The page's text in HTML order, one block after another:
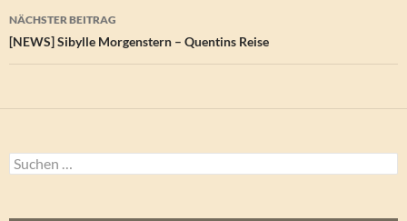
NÄCHSTER BEITRAG
[NEWS] Sibylle Morgenstern – Quentins Reise
Suchen
nach: